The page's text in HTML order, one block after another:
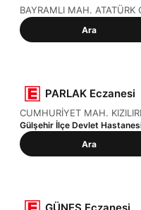
BAYRAMLI MAH. ATATÜRK
Ara
PARLAK Eczanesi
CUMHURİYET MAH.
Gülşehir İlçe Devlet
Ara